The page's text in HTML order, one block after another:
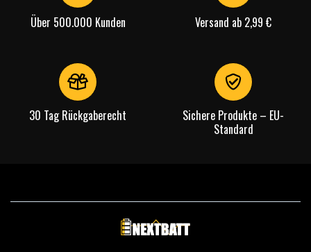
Über 500.000 Kunden Versand ab 2,99 €
30 Tag Rückgaberecht
Sichere Produkte – EU-
Standard